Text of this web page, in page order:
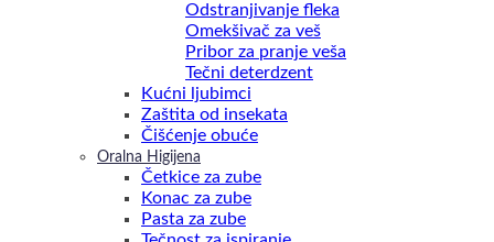
Odstranjivanje fleka
Omekšivač za veš
Pribor za pranje veša
Tečni deterdzent
Kućni ljubimci
Zaštita od insekata
Čišćenje obuće
Oralna Higijena
Četkice za zube
Konac za zube
Pasta za zube